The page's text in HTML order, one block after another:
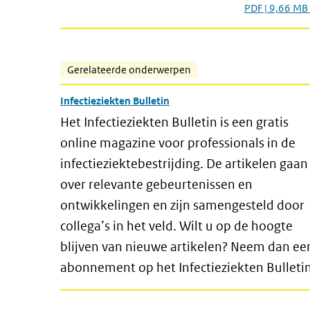
PDF | 9,66 MB
Gerelateerde onderwerpen
Infectieziekten Bulletin
Het Infectieziekten Bulletin is een gratis
online magazine voor professionals in de
infectieziektebestrijding. De artikelen gaan
over relevante gebeurtenissen en
ontwikkelingen en zijn samengesteld door
collega’s in het veld. Wilt u op de hoogte
blijven van nieuwe artikelen? Neem dan
abonnement op het Infectieziekten